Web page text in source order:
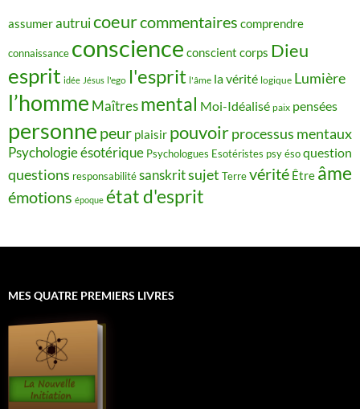
assumerautruicoeurcommentaires comprendre
connaissance conscience conscient corps Dieu
esprit idée Jésus l'ego l'esprit l'âme la vérité logique Lumière
l’homme Maîtres mental Moi-Idéalisé paix pensées
personne peur plaisir pouvoirprocessus mentaux
Psychologie ésotérique Psychologues Esotéristes psy ésoquestion
questions responsabilitésanskritsujet Terrevérité Être âme
émotions époque état d'esprit
MES QUATRE PREMIERS LIVRES